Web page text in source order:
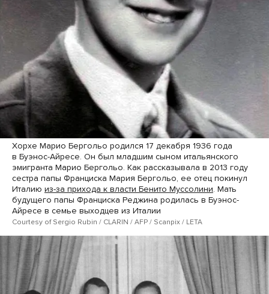
Хорхе Марио Бергольо родился 17 декабря 1936 года
в Буэнос-Айресе. Он был младшим сыном итальянского
эмигранта Марио Бергольо. Как рассказывала в 2013 году
сестра папы Франциска Мария Бергольо, ее отец покинул
Италию из-за прихода к власти Бенито Муссолини. Мать
будущего папы Франциска Реджина родилась в Буэнос-
Айресе в семье выходцев из Италии
Courtesy of Sergio Rubin / CLARIN / AFP / Scanpix / LETA